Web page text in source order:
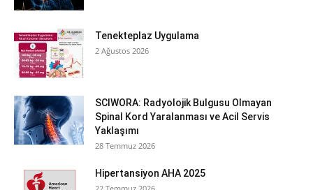
Tenekteplaz Uygulama
2 Ağustos 2026
SCIWORA: Radyolojik Bulgusu Olmayan
Spinal Kord Yaralanması ve Acil Servis
Yaklaşımı
28 Temmuz 2026
Hipertansiyon AHA 2025